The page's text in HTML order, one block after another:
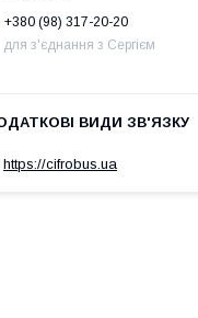
+380 (98) 317-20-20
для з'єднання з Сергієм
https://cifrobus.ua